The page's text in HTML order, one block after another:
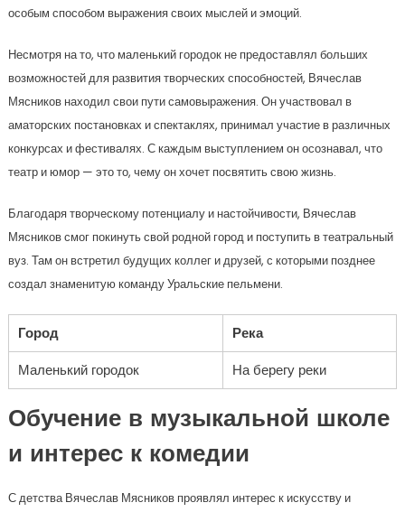
особым способом выражения своих мыслей и эмоций.
Несмотря на то, что маленький городок не предоставлял больших
возможностей для развития творческих способностей, Вячеслав
Мясников находил свои пути самовыражения. Он участвовал в
аматорских постановках и спектаклях, принимал участие в различных
конкурсах и фестивалях. С каждым выступлением он осознавал, что
театр и юмор — это то, чему он хочет посвятить свою жизнь.
Благодаря творческому потенциалу и настойчивости, Вячеслав
Мясников смог покинуть свой родной город и поступить в театральный
вуз. Там он встретил будущих коллег и друзей, с которыми позднее
создал знаменитую команду Уральские пельмени.
Город
Река
Маленький городок
На берегу реки
Обучение в музыкальной школе
и интерес к комедии
С детства Вячеслав Мясников проявлял интерес к искусству и